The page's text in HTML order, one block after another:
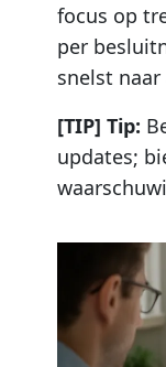
focus op
per
snelst
[TIP] Tip:
updates;